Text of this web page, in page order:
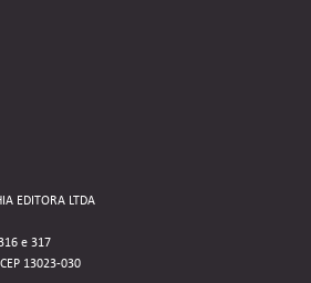
EDITORA LTDA
e 317
13023-030